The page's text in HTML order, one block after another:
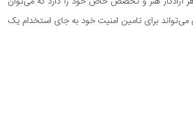
برای تامین امنیت خود به جای استخدام یک